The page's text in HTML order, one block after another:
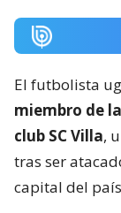
El futbolista
miembro de
club SC Villa,
tras ser
capital del